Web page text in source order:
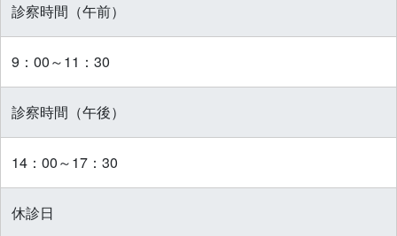
診察時間（午前）
9：00～11：30
診察時間（午後）
14：00～17：30
休診日